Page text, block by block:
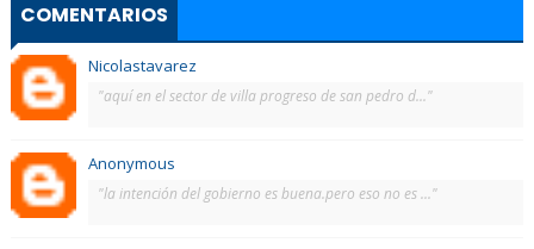
COMENTARIOS
Nicolastavarez
"aquí en el sector de villa progreso de san pedro d..."
Anonymous
"la intención del gobierno es buena.pero eso no es ..."